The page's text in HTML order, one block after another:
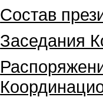
Состав
Заседания